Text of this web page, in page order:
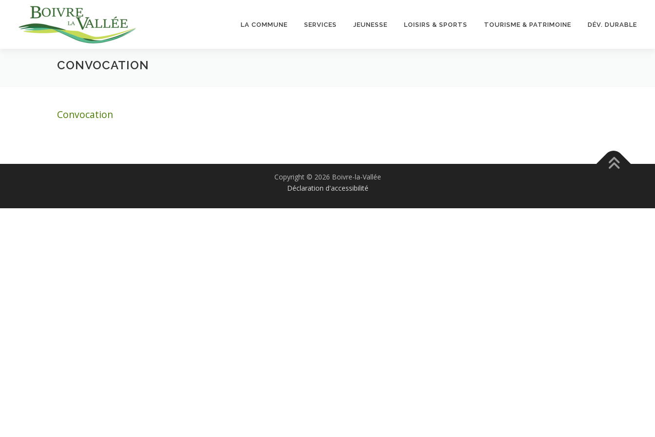
contenu
LA COMMUNE SERVICES JEUNESSE LOISIRS & SPORTS TOURISME & PATRIMOINE DÉV. DURABLE
CONVOCATION
Convocation
Copyright © 2026 Boivre-la-Vallée
Déclaration d'accessibilité